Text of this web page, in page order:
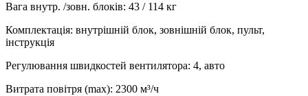
Вага внутр. /зовн. блоків: 43 / 114 кг
Комплектація: внутрішній блок, зовнішній блок, пульт,
інструкція
Регулювання швидкостей вентилятора: 4, авто
Витрата повітря (max): 2300 м³/ч